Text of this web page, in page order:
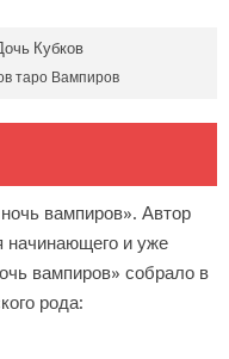
таро Вампиров
вампиров». Автор
и уже
вампиров» собрало в
рода: